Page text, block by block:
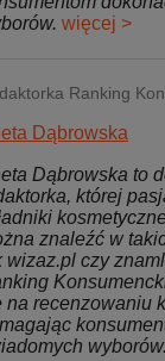
więcej >
Ranking
Dąbrowska
Dąbrowska to
której
znaleźć w
wizaz.pl czy
na recenzowaniu
wyborów.